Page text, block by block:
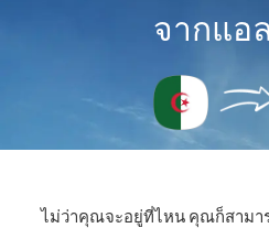
จากแอ
ไม่ว่าคุณจะอยู่ที่ไหน คุณก็สามา